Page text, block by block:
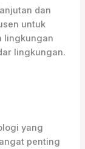
dan
untuk
lingkungan
lingkungan.
yang
penting